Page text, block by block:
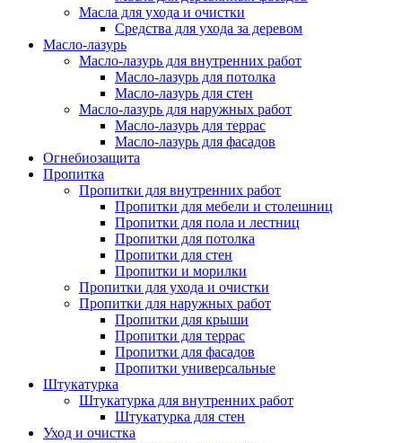
Масла для ухода и очистки
Средства для ухода за деревом
Масло-лазурь
Масло-лазурь для внутренних работ
Масло-лазурь для потолка
Масло-лазурь для стен
Масло-лазурь для наружных работ
Масло-лазурь для террас
Масло-лазурь для фасадов
Огнебиозащита
Пропитка
Пропитки для внутренних работ
Пропитки для мебели и столешниц
Пропитки для пола и лестниц
Пропитки для потолка
Пропитки для стен
Пропитки и морилки
Пропитки для ухода и очистки
Пропитки для наружных работ
Пропитки для крыши
Пропитки для террас
Пропитки для фасадов
Пропитки универсальные
Штукатурка
Штукатурка для внутренних работ
Штукатурка для стен
Уход и очистка